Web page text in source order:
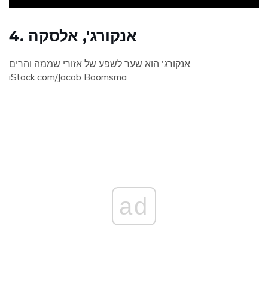
4. אנקורג', אלסקה
אנקורג' הוא שער לשפע של אזורי שממה והרים.
iStock.com/Jacob Boomsma
ad